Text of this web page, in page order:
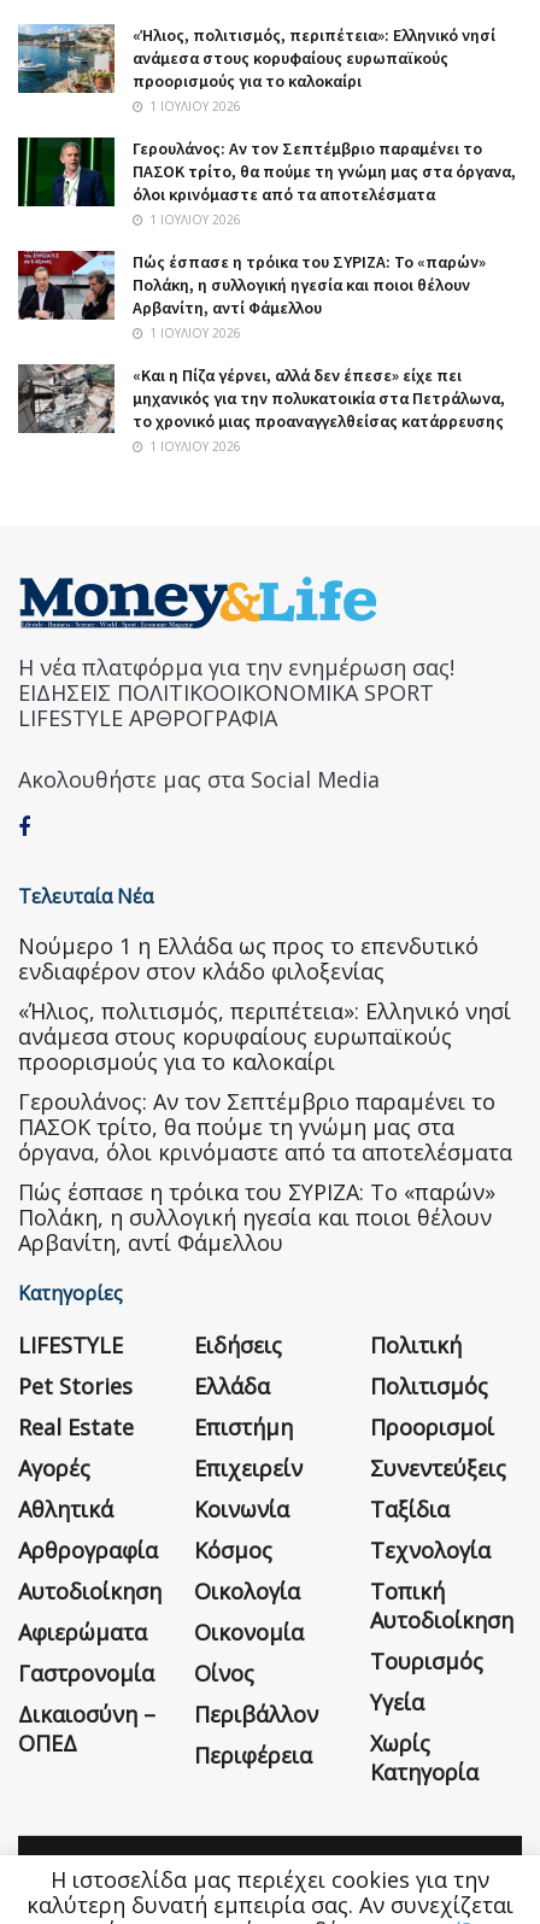
«Ήλιος, πολιτισμός, περιπέτεια»: Ελληνικό νησί
ανάμεσα στους κορυφαίους ευρωπαϊκούς
προορισμούς για το καλοκαίρι
1 ΙΟΥΛΊΟΥ 2026
Γερουλάνος: Αν τον Σεπτέμβριο παραμένει το
ΠΑΣΟΚ τρίτο, θα πούμε τη γνώμη μας στα όργανα,
όλοι κρινόμαστε από τα αποτελέσματα
1 ΙΟΥΛΊΟΥ 2026
Πώς έσπασε η τρόικα του ΣΥΡΙΖΑ: Το «παρών»
Πολάκη, η συλλογική ηγεσία και ποιοι θέλουν
Αρβανίτη, αντί Φάμελλου
1 ΙΟΥΛΊΟΥ 2026
«Και η Πίζα γέρνει, αλλά δεν έπεσε» είχε πει
μηχανικός για την πολυκατοικία στα Πετράλωνα,
το χρονικό μιας προαναγγελθείσας κατάρρευσης
1 ΙΟΥΛΊΟΥ 2026
Η νέα πλατφόρμα για την ενημέρωση σας!
ΕΙΔΗΣΕΙΣ ΠΟΛΙΤΙΚΟΟΙΚΟΝΟΜΙΚΑ SPORT
LIFESTYLE ΑΡΘΡΟΓΡΑΦΙΑ
Ακολουθήστε μας στα Social Media
Τελευταία Νέα
Nούμερο 1 η Ελλάδα ως προς το επενδυτικό
ενδιαφέρον στον κλάδο φιλοξενίας
«Ήλιος, πολιτισμός, περιπέτεια»: Ελληνικό νησί
ανάμεσα στους κορυφαίους ευρωπαϊκούς
προορισμούς για το καλοκαίρι
Γερουλάνος: Αν τον Σεπτέμβριο παραμένει το
ΠΑΣΟΚ τρίτο, θα πούμε τη γνώμη μας στα
όργανα, όλοι κρινόμαστε από τα αποτελέσματα
Πώς έσπασε η τρόικα του ΣΥΡΙΖΑ: Το «παρών»
Πολάκη, η συλλογική ηγεσία και ποιοι θέλουν
Αρβανίτη, αντί Φάμελλου
Κατηγορίες
LIFESTYLE
Pet Stories
Real Estate
Αγορές
Αθλητικά
Αρθρογραφία
Αυτοδιοίκηση
Αφιερώματα
Γαστρονομία
Δικαιοσύνη –
ΟΠΕΔ
Ειδήσεις
Ελλάδα
Επιστήμη
Επιχειρείν
Κοινωνία
Κόσμος
Οικολογία
Οικονομία
Οίνος
Περιβάλλον
Περιφέρεια
Πολιτική
Πολιτισμός
Προορισμοί
Συνεντεύξεις
Ταξίδια
Τεχνολογία
Τοπική
Αυτοδιοίκηση
Τουρισμός
Υγεία
Χωρίς
Κατηγορία
Η εταιρεία Όροι Χρήσης Επικοινωνία
Η ιστοσελίδα μας περιέχει cookies για την
καλύτερη δυνατή εμπειρία σας. Αν συνεχίζεται